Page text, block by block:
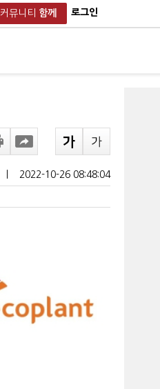
커뮤니티 함께 로그인
2022-10-26 08:48:04